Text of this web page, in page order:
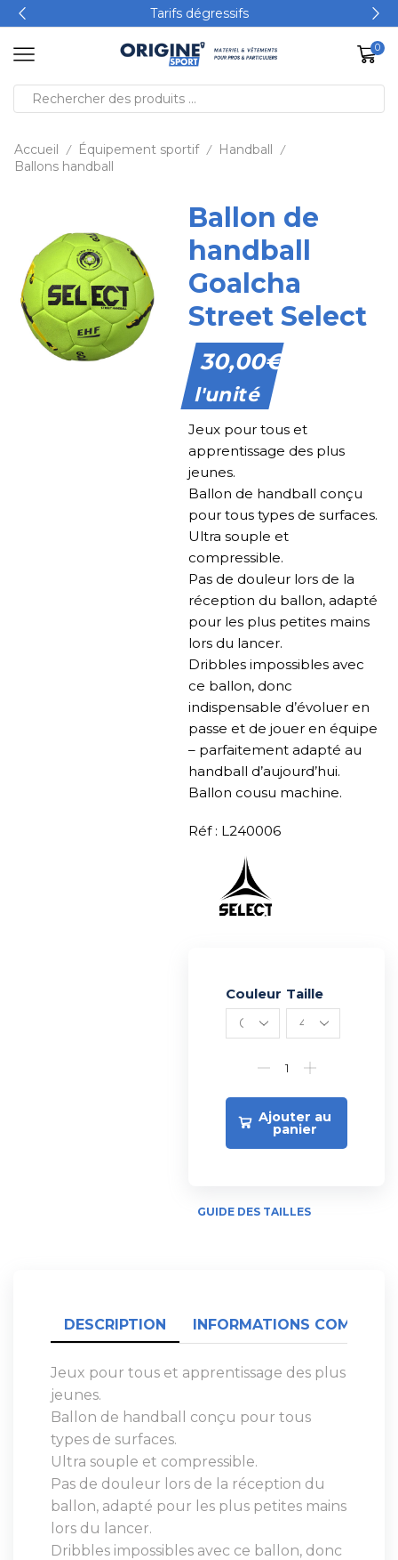
Tarifs dégressifs
0
Accueil / Équipement sportif / Handball /
Ballons handball
Ballon de
handball
Goalcha
Street Select
30,00€
l'unité
Jeux pour tous et
apprentissage des plus
jeunes.
Ballon de handball conçu
pour tous types de surfaces.
Ultra souple et
compressible.
Pas de douleur lors de la
réception du ballon, adapté
pour les plus petites mains
lors du lancer.
Dribbles impossibles avec
ce ballon, donc
indispensable d’évoluer en
passe et de jouer en équipe
– parfaitement adapté au
handball d’aujourd’hui.
Ballon cousu machine.
Réf : L240006
Couleur Taille
Ajouter au
panier
Alternative:
GUIDE DES TAILLES
DESCRIPTION INFORMATIONS
Jeux pour tous et apprentissage des plus
jeunes.
Ballon de handball conçu pour tous
types de surfaces.
Ultra souple et compressible.
Pas de douleur lors de la réception du
ballon, adapté pour les plus petites mains
lors du lancer.
Dribbles impossibles avec ce ballon, donc